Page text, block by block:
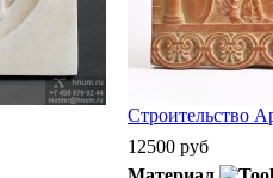
Строительство
12500 руб